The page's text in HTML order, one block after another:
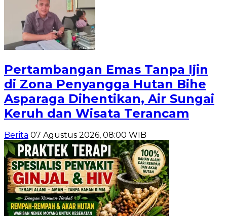
Pertambangan Emas Tanpa Ijin
di Zona Penyangga Hutan Bihe
Asparaga Dihentikan, Air Sungai
Keruh dan Wisata Terancam
Berita 07 Agustus 2026, 08:00 WIB